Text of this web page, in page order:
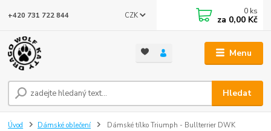
Menu
CZK
Hledat
+420 731 722 844 0 ks
za 0,00 Kč
Úvod Dámské oblečení Dámské tílko Triumph - Bullterrier DWK